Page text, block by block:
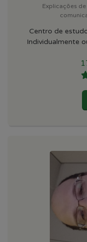
Explicações
Centro de
Individualmente